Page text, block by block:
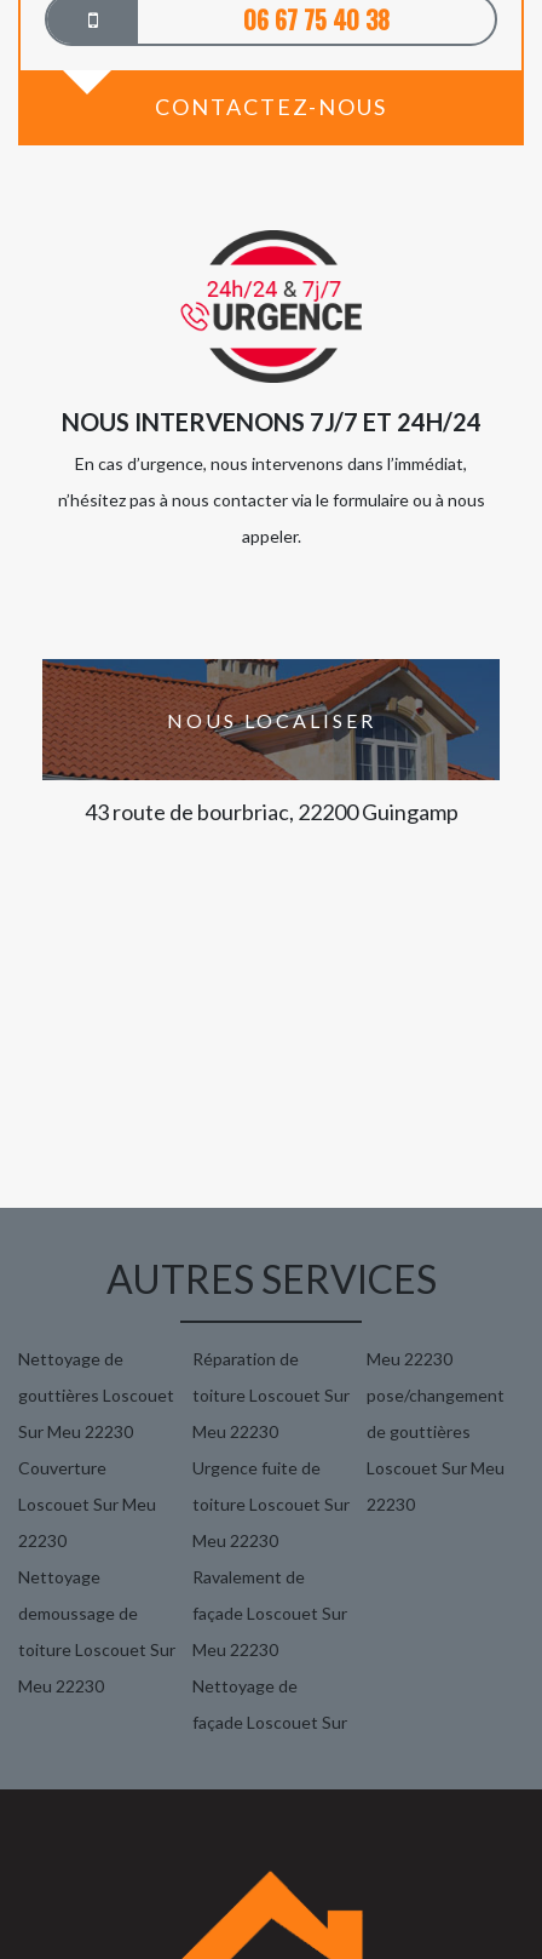
06 67 75 40 38
CONTACTEZ-NOUS
NOUS INTERVENONS 7J/7 ET 24H/24
En cas d’urgence, nous intervenons dans l’immédiat,
n’hésitez pas à nous contacter via le formulaire ou à nous
appeler.
NOUS LOCALISER
43 route de bourbriac, 22200 Guingamp
AUTRES SERVICES
Nettoyage de
gouttières Loscouet
Sur Meu 22230
Couverture
Loscouet Sur Meu
22230
Nettoyage
demoussage de
toiture Loscouet Sur
Meu 22230
Réparation de
toiture Loscouet Sur
Meu 22230
Urgence fuite de
toiture Loscouet Sur
Meu 22230
Ravalement de
façade Loscouet Sur
Meu 22230
Nettoyage de
façade Loscouet Sur
Meu 22230
pose/changement
de gouttières
Loscouet Sur Meu
22230